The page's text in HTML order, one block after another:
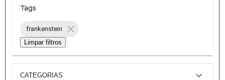
Tags
frankenstein
Limpar filtros
CATEGORIAS